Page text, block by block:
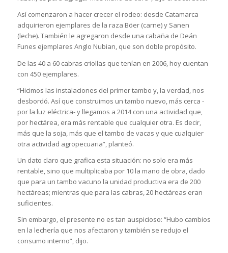
Así comenzaron a hacer crecer el rodeo: desde Catamarca
adquirieron ejemplares de la raza Böer (carne) y Sanen
(leche). También le agregaron desde una cabaña de Deán
Funes ejemplares Anglo Nubian, que son doble propósito.
De las 40 a 60 cabras criollas que tenían en 2006, hoy cuentan
con 450 ejemplares.
“Hicimos las instalaciones del primer tambo y, la verdad, nos
desbordó. Así que construimos un tambo nuevo, más cerca -
por la luz eléctrica- y llegamos a 2014 con una actividad que,
por hectárea, era más rentable que cualquier otra. Es decir,
más que la soja, más que el tambo de vacas y que cualquier
otra actividad agropecuaria”, planteó.
Un dato claro que grafica esta situación: no solo era más
rentable, sino que multiplicaba por 10 la mano de obra, dado
que para un tambo vacuno la unidad productiva era de 200
hectáreas; mientras que para las cabras, 20 hectáreas eran
suficientes.
Sin embargo, el presente no es tan auspicioso: “Hubo cambios
en la lechería que nos afectaron y también se redujo el
consumo interno”, dijo.